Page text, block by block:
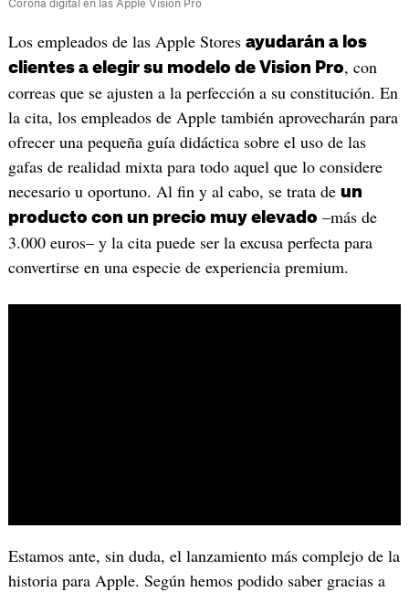
Corona digital en las Apple Vision Pro
Los empleados de las Apple Stores ayudarán a los
clientes a elegir su modelo de Vision Pro, con
correas que se ajusten a la perfección a su constitución. En
la cita, los empleados de Apple también aprovecharán para
ofrecer una pequeña guía didáctica sobre el uso de las
gafas de realidad mixta para todo aquel que lo considere
necesario u oportuno. Al fin y al cabo, se trata de un
producto con un precio muy elevado –más de
3.000 euros– y la cita puede ser la excusa perfecta para
convertirse en una especie de experiencia premium.
Estamos ante, sin duda, el lanzamiento más complejo de la
historia para Apple. Según hemos podido saber gracias a